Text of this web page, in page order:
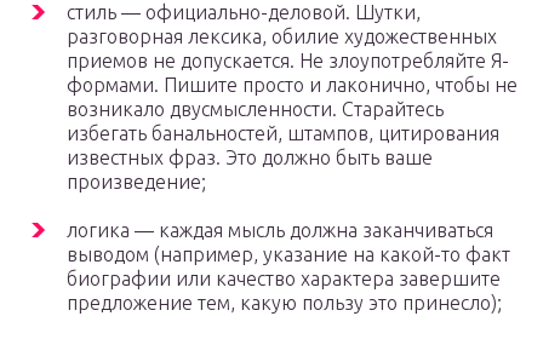
стиль — официально-деловой. Шутки,
разговорная лексика, обилие художественных
приемов не допускается. Не злоупотребляйте Я-
формами. Пишите просто и лаконично, чтобы не
возникало двусмысленности. Старайтесь
избегать банальностей, штампов, цитирования
известных фраз. Это должно быть ваше
произведение;
логика — каждая мысль должна заканчиваться
выводом (например, указание на какой-то факт
биографии или качество характера завершите
предложение тем, какую пользу это принесло);